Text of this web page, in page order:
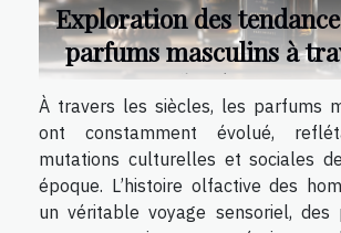
Exploration des
parfums masculins à
les âges
À travers les siècles, les parfums
ont constamment évolué,
mutations culturelles et sociales
époque. L’histoire olfactive des
un véritable voyage sensoriel, des